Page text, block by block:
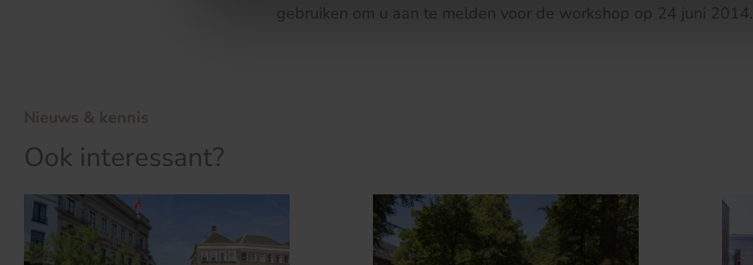
gebruiken om u aan te melden voor de workshop op 24 juni 2014.
Nieuws & kennis
Ook interessant?